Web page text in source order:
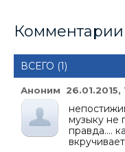
Комментарии
ВСЕГО (1)
Аноним 26.01.2015,
музыку не
правда....